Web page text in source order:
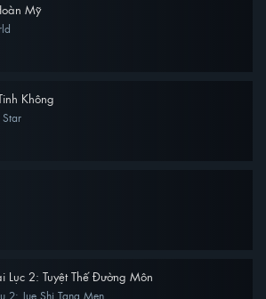
Mỹ
Không
Lục 2: Tuyệt Thế Đường Môn
2: Jue Shi Tang Men